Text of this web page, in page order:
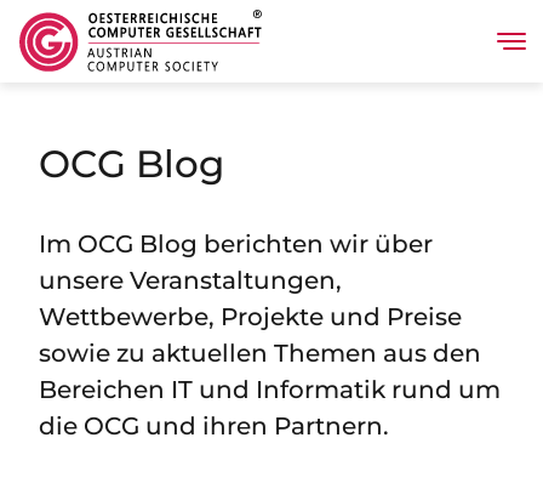
OCG Blog
Im OCG Blog berichten wir über
unsere Veranstaltungen,
Wettbewerbe, Projekte und Preise
sowie zu aktuellen Themen aus den
Bereichen IT und Informatik rund um
die OCG und ihren Partnern.